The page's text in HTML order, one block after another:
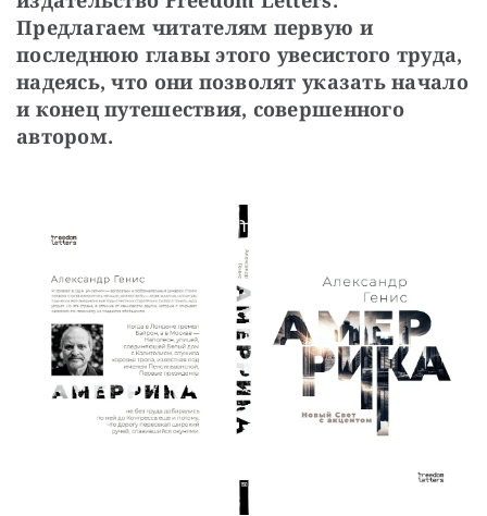
Предлагаем читателям первую и
последнюю главы этого увесистого труда,
надеясь, что они позволят указать начало
и конец путешествия, совершенного
автором.